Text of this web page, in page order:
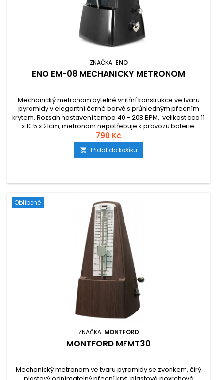
ZNAČKA: ENO
ENO EM-08 MECHANICKÝ METRONOM
Mechanický metronom bytelné vnitřní konstrukce ve tvaru
pyramidy v elegantní černé barvě s průhledným předním
krytem. Rozsah nastavení tempa 40 - 208 BPM, velikost cca 11
x 10.5 x 21cm, metronom nepotřebuje k provozu baterie.
790 Kč
 Přidat do košíku
Oblíbené
ZNAČKA: MONTFORD
MONTFORD MFMT30
Mechanický metronom ve tvaru pyramidy se zvonkem, čirý